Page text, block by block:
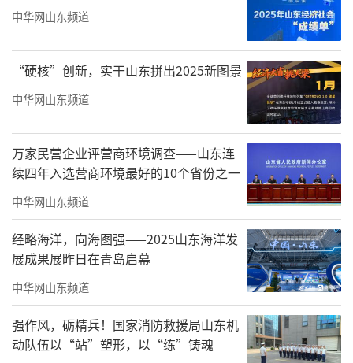
《盛世吉祥》之一 68cmx138cm
《喜鹊登枝好运来》之二 68cmx138cm
中华网山东频道
“硬核”创新，实干山东拼出2025新图景
中华网山东频道
万家民营企业评营商环境调查——山东连
续四年入选营商环境最好的10个省份之一
中华网山东频道
经略海洋，向海图强——2025山东海洋发
展成果展昨日在青岛启幕
中华网山东频道
强作风，砺精兵！国家消防救援局山东机
动队伍以“站”塑形，以“练”铸魂